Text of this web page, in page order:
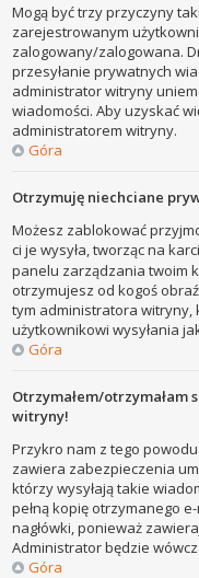
Mogą być trzy przyczyny
zarejestrowanym
zalogowany/zalogowana.
przesyłanie prywatnych
administrator witryny
wiadomości. Aby uzyskać
administratorem witryny.
Góra
Otrzymuję niechciane
Możesz zablokować
ci je wysyła, tworząc na
panelu zarządzania twoim
otrzymujesz od kogoś
tym administratora witryny,
użytkownikowi wysyłania
Góra
Otrzymałem/otrzymałam
witryny!
Przykro nam z tego
zawiera zabezpieczenia
którzy wysyłają takie
pełną kopię otrzymanego
nagłówki, ponieważ
Administrator będzie
Góra